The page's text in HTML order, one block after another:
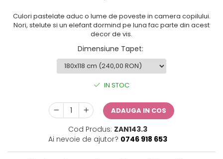
Stickere Panou Poze
Culori pastelate aduc o lume de poveste in camera copilului.
Nori, stelute si un elefant dormind pe luna fac parte din acest
decor de vis.
Dimensiune Tapet:
IN STOC
ADAUGA IN COS
Cod Produs: ZAN143.3
Ai nevoie de ajutor? 0746 918 653